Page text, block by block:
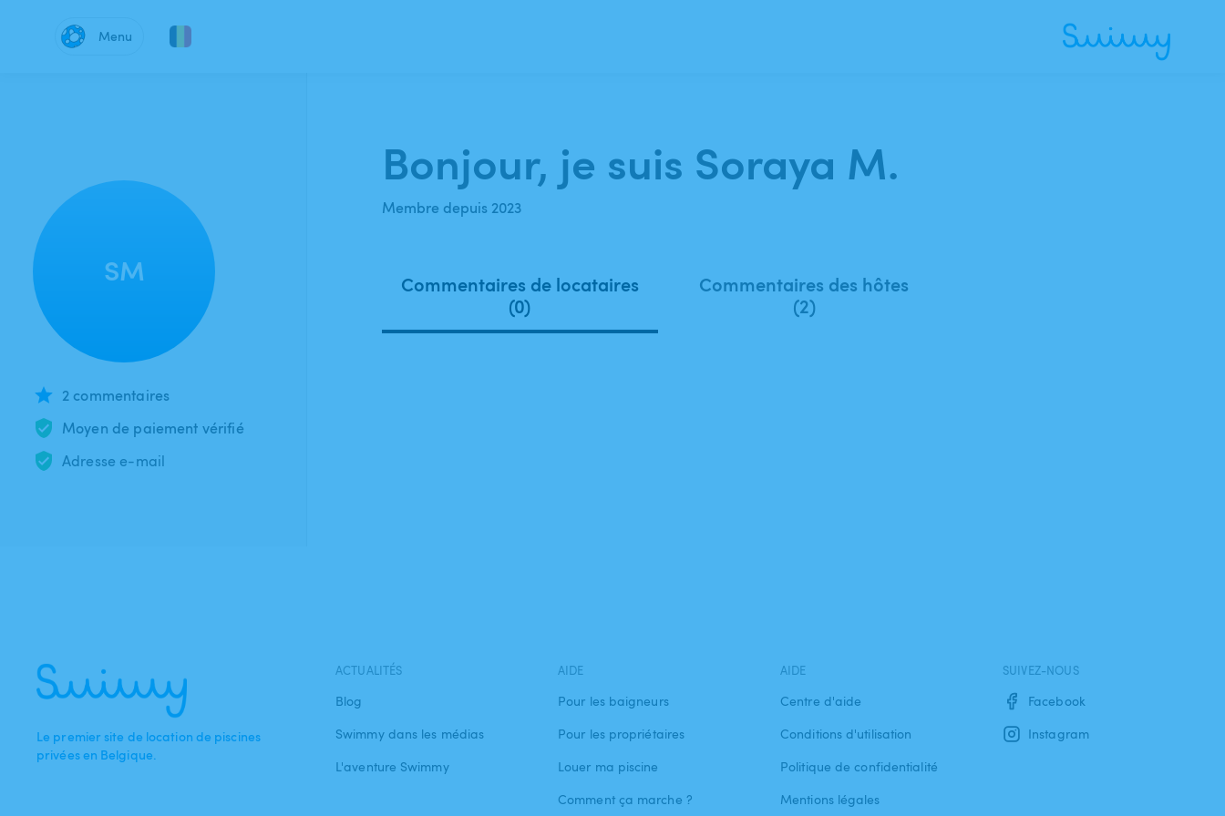
Menu
SM
2 commentaires
Moyen de paiement vérifié
Adresse e-mail
Bonjour, je suis Soraya M.
Membre depuis 2023
Commentaires de locataires
(0)
Commentaires des hôtes
(2)
Le premier site de location de piscines
privées en Belgique.
ACTUALITÉS
Blog
Swimmy dans les médias
L'aventure Swimmy
AIDE
Pour les baigneurs
Pour les propriétaires
Louer ma piscine
Comment ça marche ?
AIDE
Centre d'aide
Conditions d'utilisation
Politique de confidentialité
Mentions légales
SUIVEZ-NOUS
Facebook
Instagram